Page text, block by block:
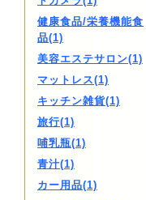
健康食品/栄養機能食
品(1)
美容エステサロン(1)
マットレス(1)
キッチン雑貨(1)
旅行(1)
哺乳瓶(1)
青汁(1)
カー用品(1)